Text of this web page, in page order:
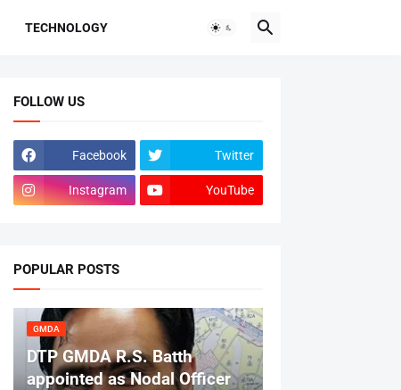
TECHNOLOGY
FOLLOW US
Facebook Twitter
Instagram YouTube
POPULAR POSTS
GMDA
DTP GMDA R.S. Batth
appointed as Nodal Officer